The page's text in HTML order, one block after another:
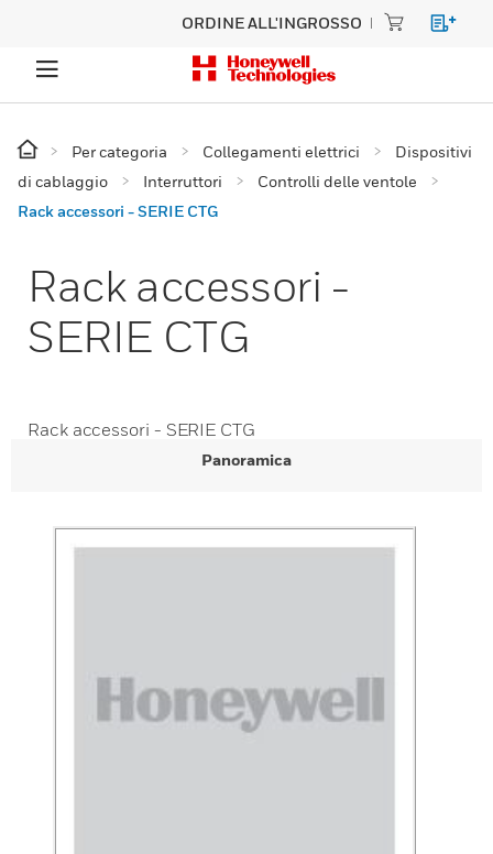
ORDINE ALL'INGROSSO
Per categoria Collegamenti elettrici
Dispositivi
di cablaggio
Interruttori
Controlli delle ventole
Rack accessori - SERIE CTG
Rack accessori -
SERIE CTG
Rack accessori - SERIE CTG
Panoramica